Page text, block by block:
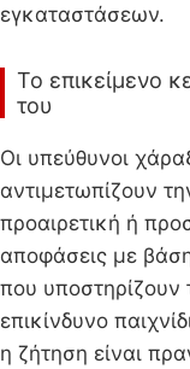
εγκαταστάσεων.
Το επικείμενο
του
Οι υπεύθυνοι
αντιμετωπίζουν
προαιρετική ή
αποφάσεις με
που
επικίνδυνο
η ζήτηση είναι